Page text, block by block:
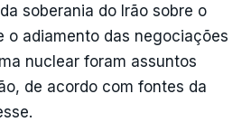
soberania do Irão sobre o
o adiamento das negociações
nuclear foram assuntos
de acordo com fontes da